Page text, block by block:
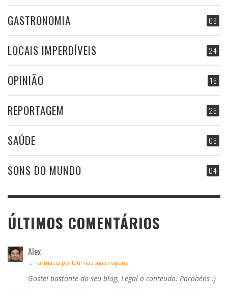
09
GASTRONOMIA
24
LOCAIS IMPERDÍVEIS
16
OPINIÃO
26
REPORTAGEM
06
SAÚDE
04
SONS DO MUNDO
ÚLTIMOS COMENTÁRIOS
Alex
→ Farmácia portátil nas suas viagens
Gostei bastante do seu blog. Legal o conteudo. Parabéns :)